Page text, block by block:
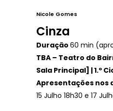
Nicole Gomes
Cinza
Duração 60 min
TBA – Teatro do
Sala Principal] | 1.º
Apresentações nos
15 Julho 18h30 e 17